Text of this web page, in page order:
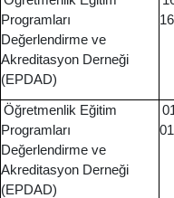
Programları
Değerlendirme ve
Akreditasyon Derneği
(EPDAD)
Öğretmenlik Eğitim
Programları
Değerlendirme ve
Akreditasyon Derneği
(EPDAD)